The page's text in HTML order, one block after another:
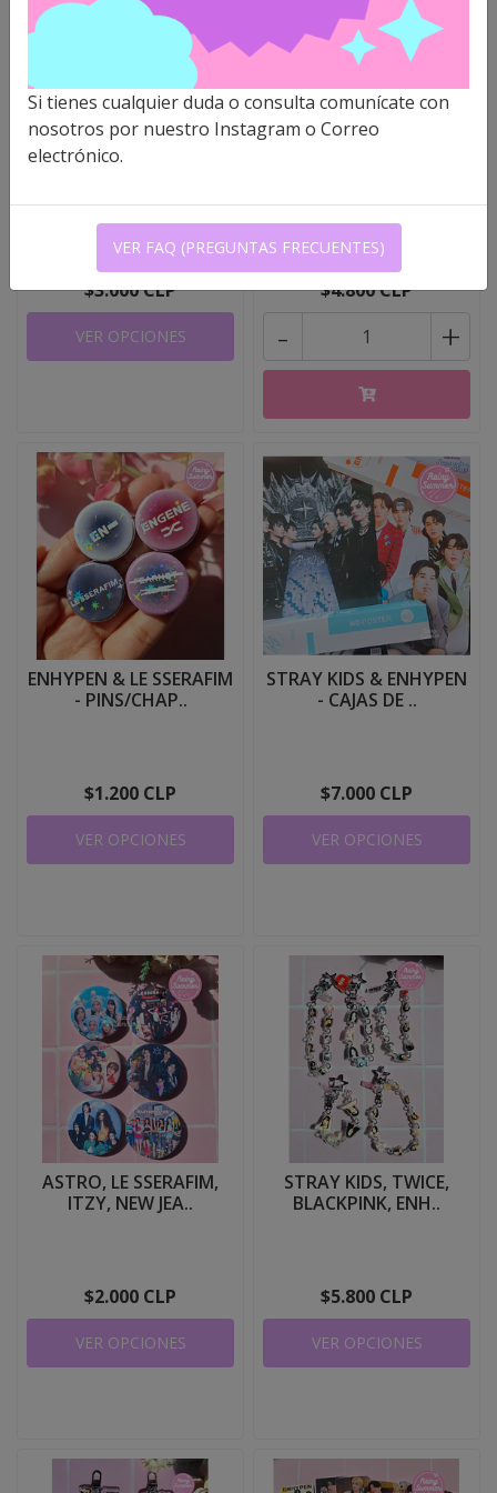
$3.000 CLP
VER OPCIONES
$4.800 CLP
+
-
ENHYPEN & LE SSERAFIM
- PINS/CHAP..
$1.200 CLP
VER OPCIONES
STRAY KIDS & ENHYPEN
- CAJAS DE ..
$7.000 CLP
VER OPCIONES
ASTRO, LE SSERAFIM,
ITZY, NEW JEA..
$2.000 CLP
VER OPCIONES
STRAY KIDS, TWICE,
BLACKPINK, ENH..
$5.800 CLP
VER OPCIONES
Si tienes cualquier duda o consulta comunícate con
nosotros por nuestro Instagram o Correo
electrónico.
VER FAQ (PREGUNTAS FRECUENTES)